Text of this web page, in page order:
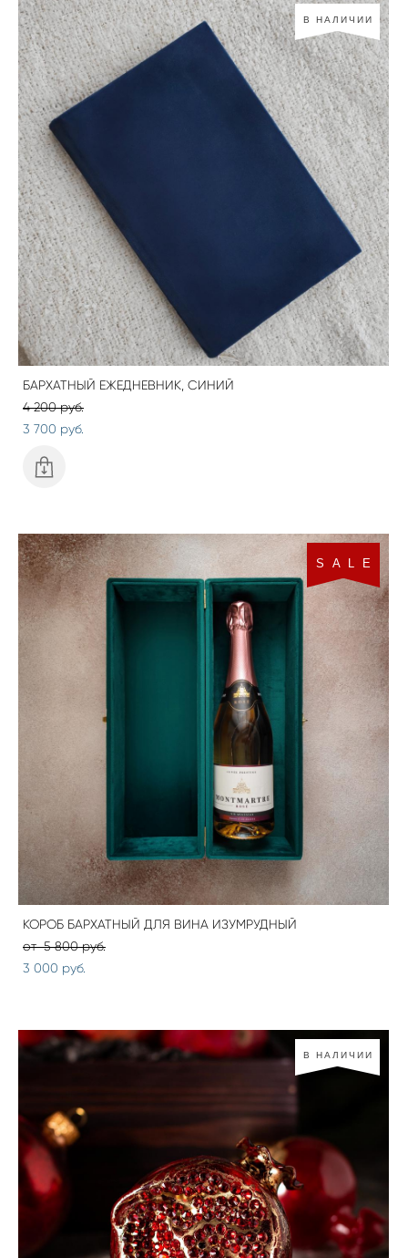
В НАЛИЧИИ
БАРХАТНЫЙ ЕЖЕДНЕВНИК, СИНИЙ
4 200 pуб.
3 700 pуб.
S A L E
КОРОБ БАРХАТНЫЙ ДЛЯ ВИНА ИЗУМРУДНЫЙ
от 5 800 pуб.
3 000 pуб.
В НАЛИЧИИ